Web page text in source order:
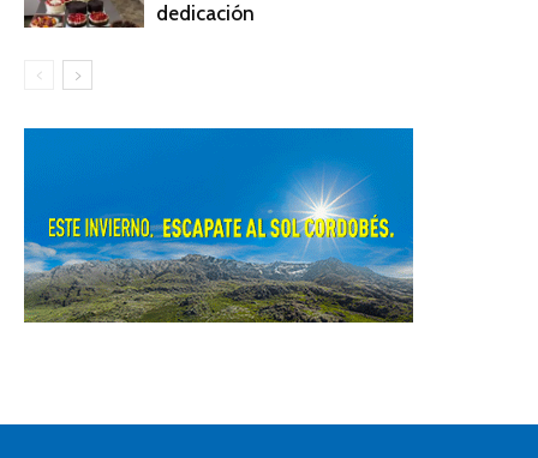
dedicación